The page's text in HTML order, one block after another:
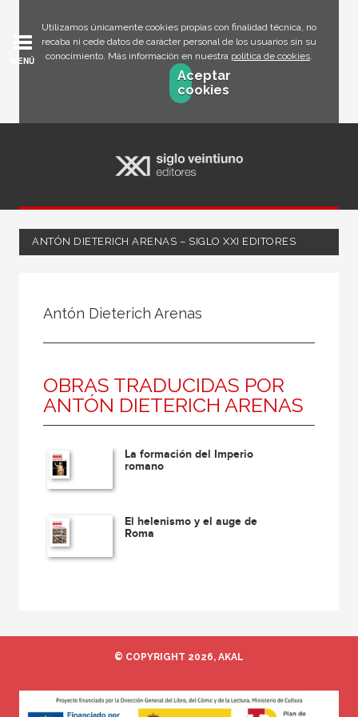
Utilizamos únicamente cookies propias con finalidad técnica, no
recaba ni cede datos de carácter personal de los usuarios sin su
conocimiento. Más información en nuestra política de cookies.
Aceptar
cookies
MENÚ
ANTÓN DIETERICH ARENAS – SIGLO XXI EDITORES
Antón Dieterich Arenas
OBRAS TRADUCIDAS POR
ANTÓN DIETERICH ARENAS
La formación del Imperio
romano
El helenismo y el auge de
Roma
© COPYRIGHT 2026, AKAL